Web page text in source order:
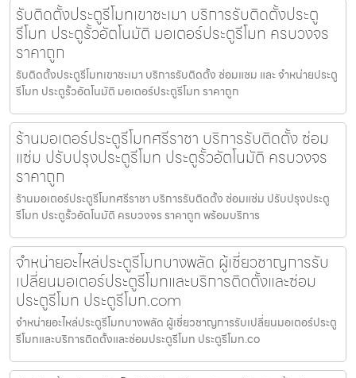
รับติดตั้งประตูรีโมทเขาชะเมา บริการรับติดตั้งประตู
รีโมท ประตูรั้วอัตโนมัติ มอเตอร์ประตูรีโมท ครบวงจร
ราคาถูก
รับติดตั้งประตูรีโมทเขาชะเมา บริการรับติดตั้ง ซ่อมแซม และ จำหน่ายประตู
รีโมท ประตูรั้วอัตโนมัติ มอเตอร์ประตูรีโมท ราคาถูก
ร้านมอเตอร์ประตูรีโมทศรีราชา บริการรับติดตั้ง ซ่อม
แซ่ม ปรับปรุงประตูรีโมท ประตูรั้วอัตโนมัติ ครบวงจร
ราคาถูก
ร้านมอเตอร์ประตูรีโมทศรีราชา บริการรับติดตั้ง ซ่อมแซ่ม ปรับปรุงประตู
รีโมท ประตูรั้วอัตโนมัติ ครบวงจร ราคาถูก พร้อมบริการ
จำหน่ายอะไหล่ประตูรีโมทบางพลัด ผู้เชี่ยวชาญการรับ
เปลี่ยนมอเตอร์ประตูรีโมทและบริการติดตั้งและซ่อม
ประตูรีโมท ประตูรีโมท.com
จำหน่ายอะไหล่ประตูรีโมทบางพลัด ผู้เชี่ยวชาญการรับเปลี่ยนมอเตอร์ประตู
รีโมทและบริการติดตั้งและซ่อมประตูรีโมท ประตูรีโมท.co